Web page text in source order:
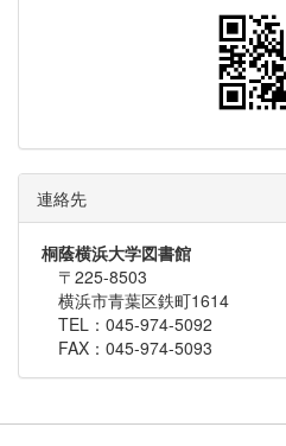
連絡先
桐蔭横浜大学図書館
〒225-8503
横浜市青葉区鉄町1614
TEL：045-974-5092
FAX：045-974-5093